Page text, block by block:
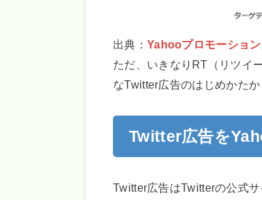
出典： Yahooプロモーショ
ただ、いきなりRT（リツイ
なTwitter広告のはじめかたか
Twitter広告を
Twitter広告はTwitterの公式